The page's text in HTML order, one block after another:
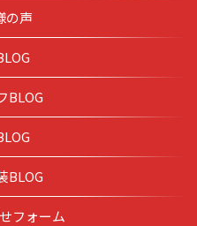
の声
BLOG
BLOG
フォーム